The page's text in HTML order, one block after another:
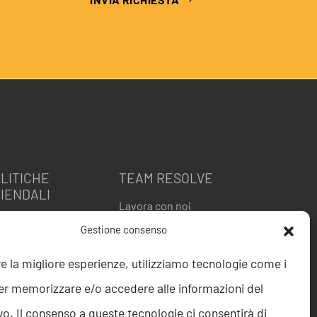
Gestione consenso
la migliore esperienze, utilizziamo tecnologie come i
memorizzare e/o accedere alle informazioni del
Il consenso a queste tecnologie ci consentirà di
etico
TEAM RESOLVE
Lavora con noi